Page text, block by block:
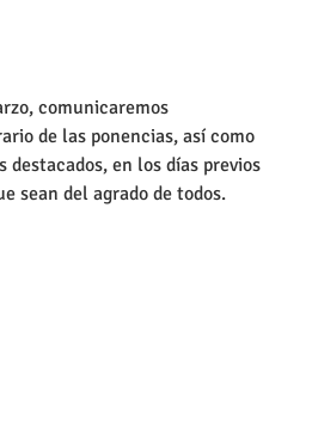
comunicaremos
de las ponencias, así como
en los días previos
sean del agrado de todos.